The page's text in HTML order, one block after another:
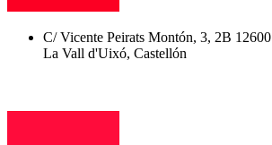
C/ Vicente Peirats Montón, 3, 2B 12600
La Vall d'Uixó, Castellón